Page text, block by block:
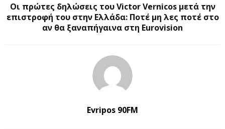
Οι πρώτες δηλώσεις του Victor Vernicos μετά την
επιστροφή του στην Ελλάδα: Ποτέ μη λες ποτέ στο
αν θα ξαναπήγαινα στη Eurovision
Evripos 90FM